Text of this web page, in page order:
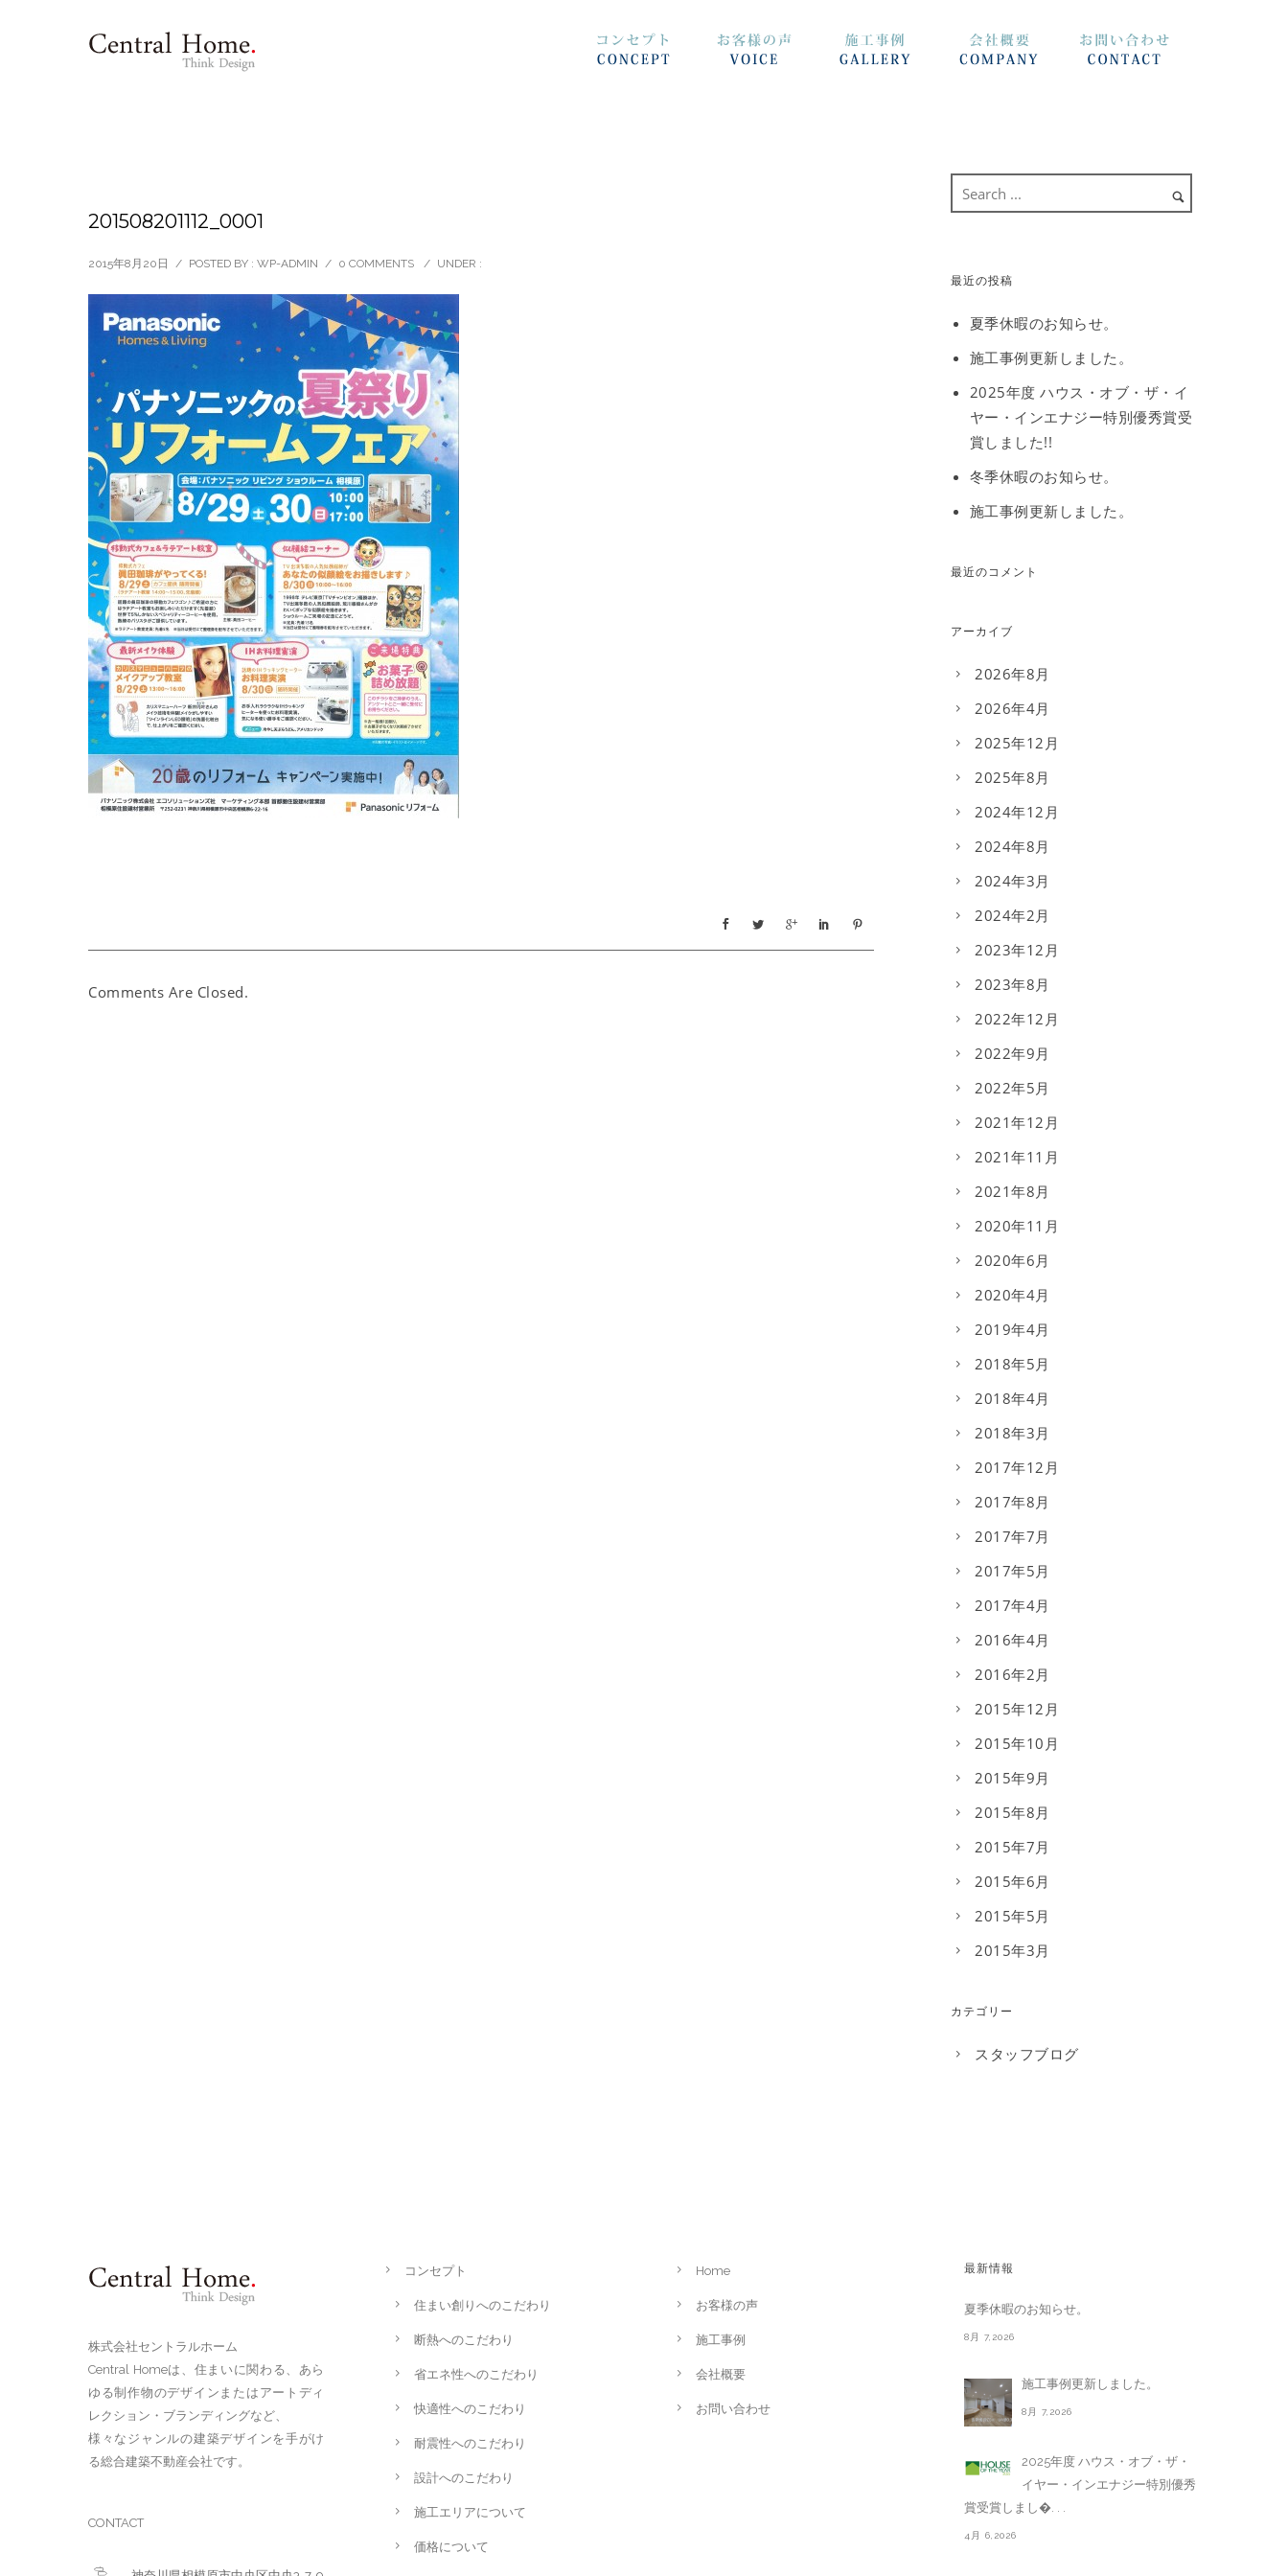
201508201112_0001
2015年8月20日 / POSTED BY : WP-ADMIN / 0 COMMENTS / UNDER :
Comments Are Closed.
最近の投稿
夏季休暇のお知らせ。
施工事例更新しました。
2025年度 ハウス・オブ・ザ・イ
ヤー・インエナジー特別優秀賞受
賞しました!!
冬季休暇のお知らせ。
施工事例更新しました。
最近のコメント
アーカイブ
2026年8月
2026年4月
2025年12月
2025年8月
2024年12月
2024年8月
2024年3月
2024年2月
2023年12月
2023年8月
2022年12月
2022年9月
2022年5月
2021年12月
2021年11月
2021年8月
2020年11月
2020年6月
2020年4月
2019年4月
2018年5月
2018年4月
2018年3月
2017年12月
2017年8月
2017年7月
2017年5月
2017年4月
2016年4月
2016年2月
2015年12月
2015年10月
2015年9月
2015年8月
2015年7月
2015年6月
2015年5月
2015年3月
カテゴリー
スタッフブログ
株式会社セントラルホーム
Central Homeは、住まいに関わる、あら
ゆる制作物のデザインまたはアートディ
レクション・ブランディングなど、
様々なジャンルの建築デザインを手がけ
る総合建築不動産会社です。
CONTACT
コンセプト
住まい創りへのこだわり
断熱へのこだわり
省エネ性へのこだわり
快適性へのこだわり
耐震性へのこだわり
設計へのこだわり
施工エリアについて
価格について
Home
お客様の声
施工事例
会社概要
お問い合わせ
最新情報
夏季休暇のお知らせ。
8月 7,2026
施工事例更新しました。
8月 7,2026
2025年度 ハウス・オブ・ザ・
イヤー・インエナジー特別優秀
賞受賞しまし�. . .
4月 6,2026